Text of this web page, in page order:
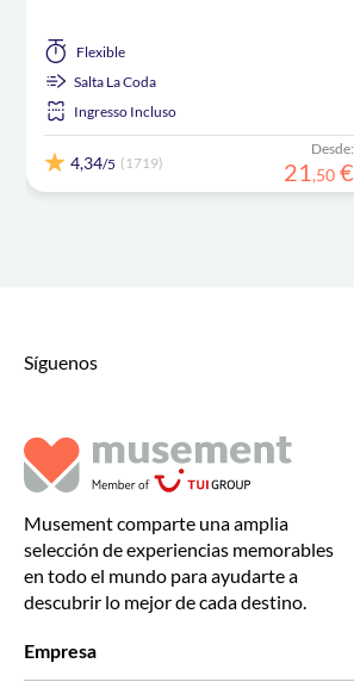
Flexible
Salta La Coda
Ingresso Incluso
4,34/5 (1719)
Desde:
21,50 €
Síguenos
Musement comparte una amplia
selección de experiencias memorables
en todo el mundo para ayudarte a
descubrir lo mejor de cada destino.
Empresa